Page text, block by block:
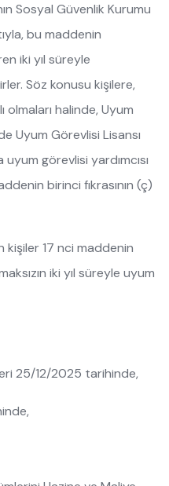
Sosyal Güvenlik Kurumu
bu maddenin
iki yıl süreyle
Söz konusu kişilere,
olmaları halinde, Uyum
Uyum Görevlisi Lisansı
görevlisi yardımcısı
birinci fıkrasının (ç)
kişiler 17 nci maddenin
iki yıl süreyle uyum
25/12/2025 tarihinde,